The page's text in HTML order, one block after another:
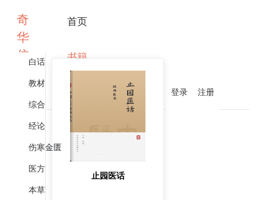
奇
华
佗
首页
书籍
写文章 登录 注册
白话
教材
综合
经论
伤寒金匮
医方
本草
止园医话